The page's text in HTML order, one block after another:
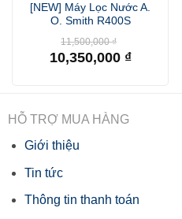
[NEW] Máy Lọc Nước A.
O. Smith R400S
11,500,000₫
gốc
là:
10,350,000 ₫
10,350,000 ₫.
HỖ TRỢ MUA HÀNG
Giới thiệu
Tin tức
Thông tin thanh toán